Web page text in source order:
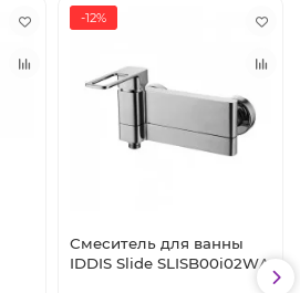
-12%
Смеситель для ванны
IDDIS Slide SLISB00i02WA